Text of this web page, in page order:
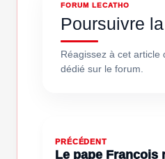
FORUM LECATHO
Poursuivre
Réagissez à cet
dédié sur le forum.
PRÉCÉDENT
Le pape François